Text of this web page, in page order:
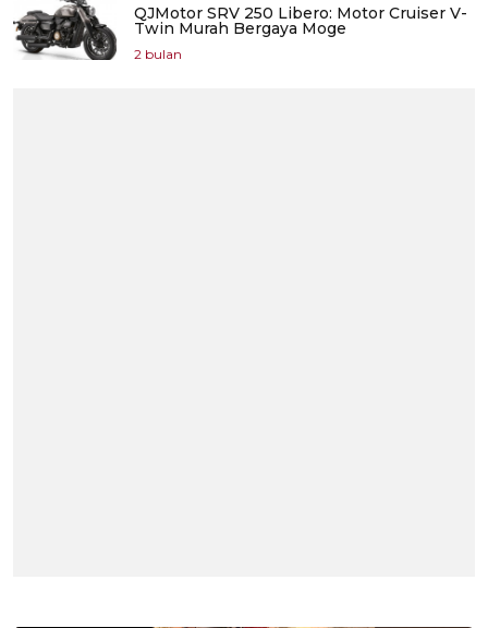
QJMotor SRV 250 Libero: Motor Cruiser V-
Twin Murah Bergaya Moge
2 bulan